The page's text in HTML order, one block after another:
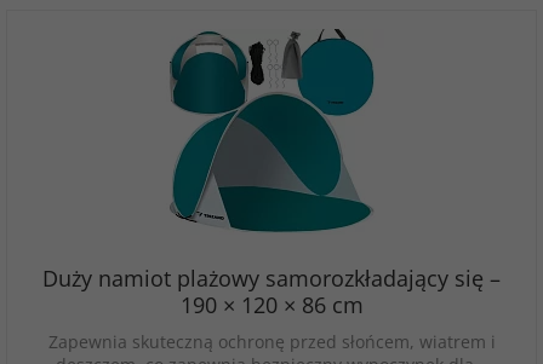
Duży namiot plażowy samorozkładający się –
190 × 120 × 86 cm
Zapewnia skuteczną ochronę przed słońcem, wiatrem i